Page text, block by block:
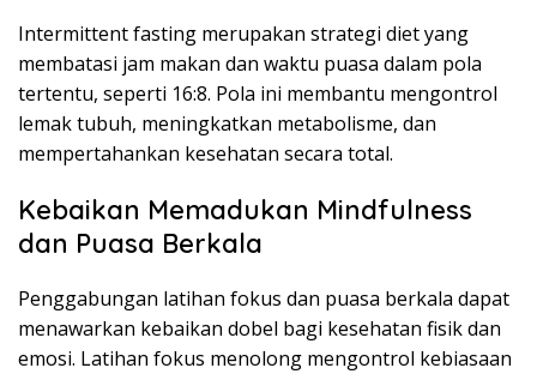
Intermittent fasting merupakan strategi diet yang
membatasi jam makan dan waktu puasa dalam pola
tertentu, seperti 16:8. Pola ini membantu mengontrol
lemak tubuh, meningkatkan metabolisme, dan
mempertahankan kesehatan secara total.
Kebaikan Memadukan Mindfulness
dan Puasa Berkala
Penggabungan latihan fokus dan puasa berkala dapat
menawarkan kebaikan dobel bagi kesehatan fisik dan
emosi. Latihan fokus menolong mengontrol kebiasaan